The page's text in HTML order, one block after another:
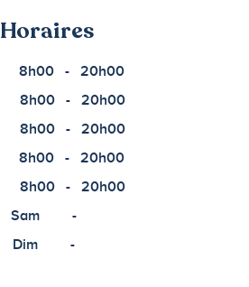
Horaires
8h00 -
20h00
8h00 -
20h00
8h00 -
20h00
8h00 -
20h00
8h00 -
20h00
Sam
-
Dim
-